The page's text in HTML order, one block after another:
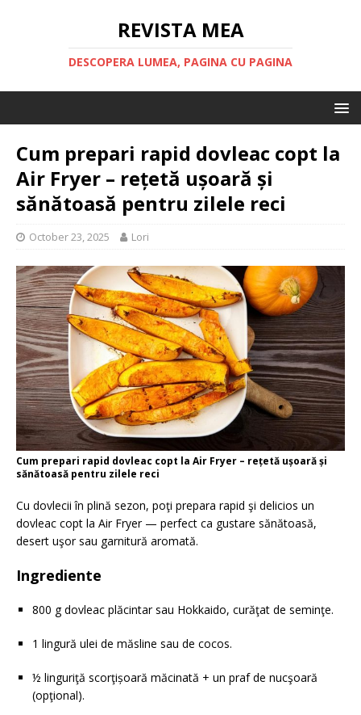
REVISTA MEA
DESCOPERA LUMEA, PAGINA CU PAGINA
Cum prepari rapid dovleac copt la
Air Fryer – rețetă ușoară și
sănătoasă pentru zilele reci
October 23, 2025 Lori
Cum prepari rapid dovleac copt la Air Fryer – rețetă ușoară și
sănătoasă pentru zilele reci
Cu dovlecii în plină sezon, poţi prepara rapid şi delicios un
dovleac copt la Air Fryer — perfect ca gustare sănătoasă,
desert uşor sau garnitură aromată.
Ingrediente
800 g dovleac plăcintar sau Hokkaido, curăţat de seminţe.
1 lingură ulei de măsline sau de cocos.
½ linguriţă scorţișoară măcinată + un praf de nucşoară
(opţional).